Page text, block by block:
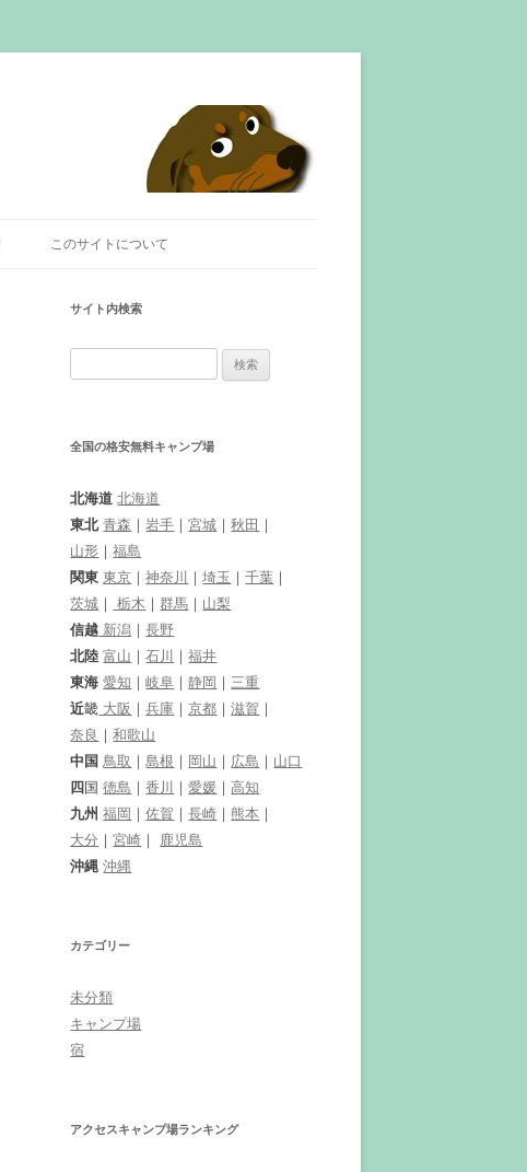
このサイトについて
サイト内検索
全国の格安無料キャンプ場
北海道 北海道
東北 青森 ｜岩手 ｜宮城 ｜秋田 ｜
山形 ｜福島
関東 東京 ｜神奈川 ｜埼玉 ｜千葉 ｜
茨城 ｜ 栃木 ｜群馬 ｜ 山梨
信越 新潟 ｜長野
北陸 富山 ｜石川 ｜福井
東海 愛知 ｜岐阜 ｜静岡 ｜ 三重
近畿 大阪 ｜兵庫 ｜京都 ｜滋賀 ｜
奈良 ｜和歌山
中国 鳥取 ｜島根 ｜ 岡山 ｜ 広島 ｜ 山口
四 国徳島 ｜香川 ｜愛媛 ｜高知
九州 福岡 ｜佐賀 ｜長崎 ｜ 熊本 ｜
大分 ｜宮崎 ｜ 鹿児島
沖縄 沖縄
カテゴリー
未分類
キャンプ場
宿
アクセスキャンプ場ランキング